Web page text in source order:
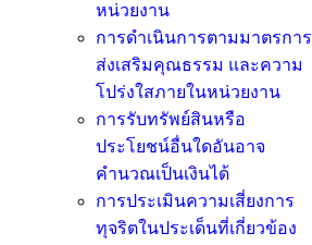
หน่วยงาน
การดำเนินการตามมาตรการ
ส่งเสริมคุณธรรม และความ
โปร่งใสภายในหน่วยงาน
การรับทรัพย์สินหรือ
ประโยชน์อื่นใดอันอาจ
คำนวณเป็นเงินได้
การประเมินความเสี่ยงการ
ทุจริตในประเด็นที่เกี่ยวข้อง